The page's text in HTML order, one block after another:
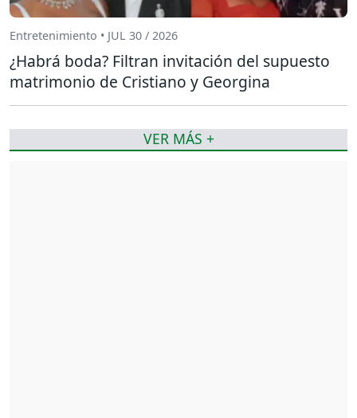
Entretenimiento • JUL 30 / 2026
¿Habrá boda? Filtran invitación del supuesto
matrimonio de Cristiano y Georgina
VER MÁS +